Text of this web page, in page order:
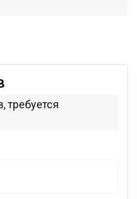
требуется